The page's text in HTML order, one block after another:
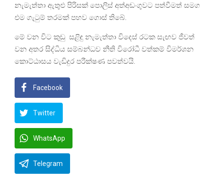
නැමැත්තා ඇතුළු පිරිසක් පොලිස් අත්අඩංගුවට පත්වීමත් සමග
එම ගැටුම් තරමක් පහව ගොස් තිබේ.
මේ වන විට කුඩු සළිඳු නැමැත්තා විදෙස් රටක සැඟව ජීවත්
වන අතර සිද්ධිය සම්බන්ධව නීති විරෝධී වත්කම් විමර්ශන
කොට්ඨාසය වැඩිදුර පරීක්ෂණ පවත්වයි.
Facebook
Twitter
WhatsApp
Telegram